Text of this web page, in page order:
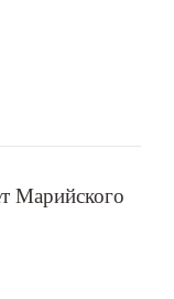
Марийского